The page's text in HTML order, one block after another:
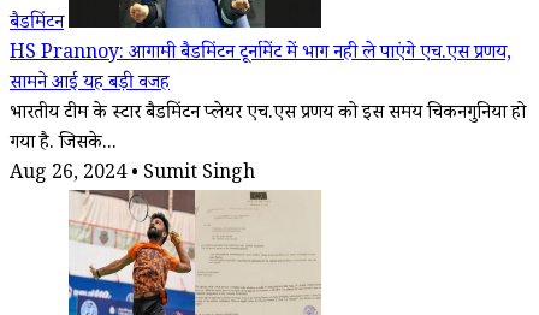
बैडमिंटन
HS Prannoy: आगामी बैडमिंटन टूर्नामेंट में भाग नही ले पाएंगे एच.एस प्रणय,
सामने आई यह बड़ी वजह
भारतीय टीम के स्टार बैडमिंटन प्लेयर एच.एस प्रणय को इस समय चिकनगुनिया हो
गया है. जिसके...
Aug 26, 2024 • Sumit Singh